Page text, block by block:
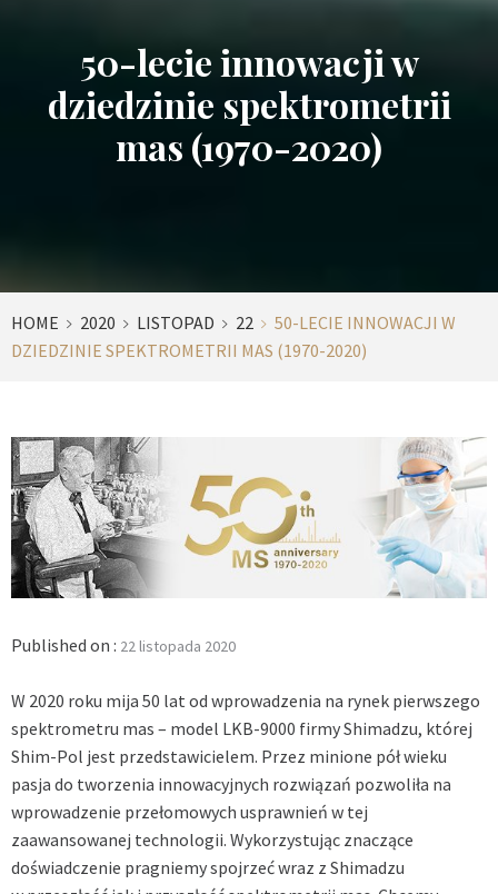
50-lecie innowacji w
dziedzinie spektrometrii
mas (1970-2020)
HOME 2020 LISTOPAD 22
50-LECIE INNOWACJI W
DZIEDZINIE SPEKTROMETRII MAS (1970-2020)
Published on : 22 listopada 2020
W 2020 roku mija 50 lat od wprowadzenia na rynek pierwszego
spektrometru mas – model LKB-9000 firmy Shimadzu, której
Shim-Pol jest przedstawicielem. Przez minione pół wieku
pasja do tworzenia innowacyjnych rozwiązań pozwoliła na
wprowadzenie przełomowych usprawnień w tej
zaawansowanej technologii. Wykorzystując znaczące
doświadczenie pragniemy spojrzeć wraz z Shimadzu